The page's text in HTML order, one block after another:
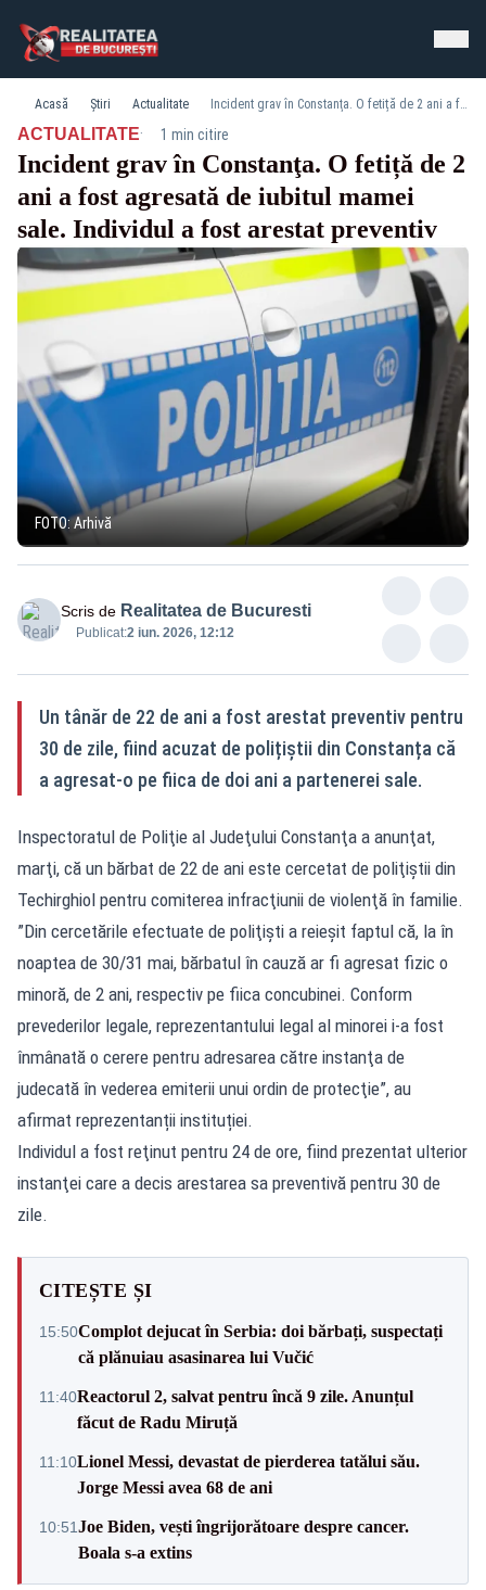
Acasă Știri Actualitate Incident grav în Constanţa. O fetiță de 2 ani a fost agresată de iubitul mamei sale. Individul a fost arestat preventiv
ACTUALITATE· 1 min citire
Incident grav în Constanţa. O fetiță de 2
ani a fost agresată de iubitul mamei
sale. Individul a fost arestat preventiv
FOTO: Arhivă
Scris de Realitatea de Bucuresti
Publicat:2 iun. 2026, 12:12
Un tânăr de 22 de ani a fost arestat preventiv pentru
30 de zile, fiind acuzat de polițiștii din Constanța că
a agresat-o pe fiica de doi ani a partenerei sale.
Inspectoratul de Poliţie al Judeţului Constanţa a anunţat,
marţi, că un bărbat de 22 de ani este cercetat de poliţiştii din
Techirghiol pentru comiterea infracţiunii de violenţă în familie.
”Din cercetările efectuate de poliţişti a reieşit faptul că, la în
noaptea de 30/31 mai, bărbatul în cauză ar fi agresat fizic o
minoră, de 2 ani, respectiv pe fiica concubinei. Conform
prevederilor legale, reprezentantului legal al minorei i-a fost
înmânată o cerere pentru adresarea către instanţa de
judecată în vederea emiterii unui ordin de protecţie”, au
afirmat reprezentanții instituției.
Individul a fost reţinut pentru 24 de ore, fiind prezentat ulterior
instanţei care a decis arestarea sa preventivă pentru 30 de
zile.
CITEȘTE ȘI
15:50Complot dejucat în Serbia: doi bărbați, suspectați
că plănuiau asasinarea lui Vučić
11:40Reactorul 2, salvat pentru încă 9 zile. Anunțul
făcut de Radu Miruță
11:10Lionel Messi, devastat de pierderea tatălui său.
Jorge Messi avea 68 de ani
10:51Joe Biden, vești îngrijorătoare despre cancer.
Boala s-a extins